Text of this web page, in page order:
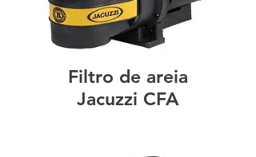
Filtro de areia
Jacuzzi CFA